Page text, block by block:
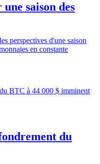
saison des
perspectives d'une saison
en constante
du